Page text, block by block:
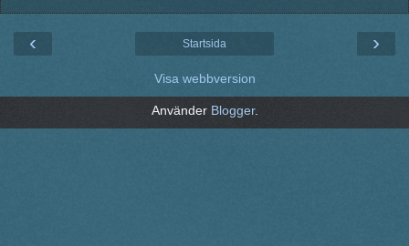
‹ ›
Startsida
Visa webbversion
Använder Blogger.